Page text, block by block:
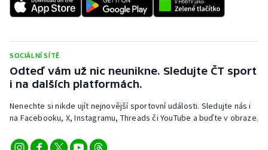
SOCIÁLNÍ SÍTĚ
Odteď vám už nic neunikne. Sledujte ČT sport
i na dalších platformách.
Nenechte si nikde ujít nejnovější sportovní události. Sledujte nás i
na Facebooku, X, Instagramu, Threads či YouTube a buďte v obraze.